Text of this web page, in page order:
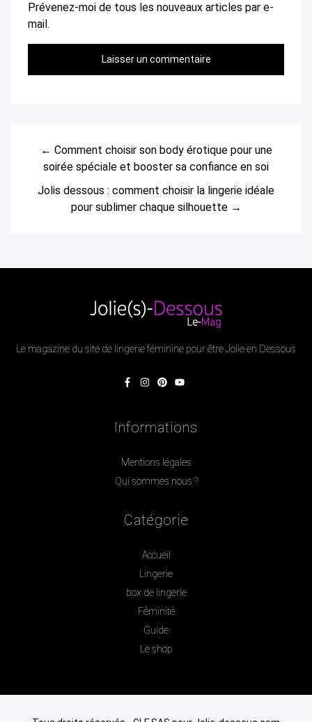
Prévenez-moi de tous les nouveaux articles par e-
mail.
← Comment choisir son body érotique pour une
soirée spéciale et booster sa confiance en soi
Jolis dessous : comment choisir la lingerie idéale
pour sublimer chaque silhouette →
Le magazine du site de lingerie féminine pour être Jolie en Dessous
Informations
Mentions légales
Qui sommes nous ?
Catégorie
Accueil
Lingerie
box de lingerie
Féminité
Guide
Le shop